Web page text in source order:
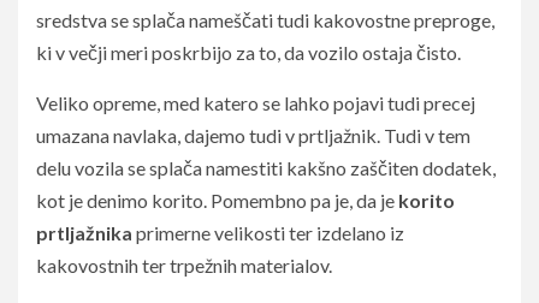
sredstva se splača nameščati tudi kakovostne preproge,
ki v večji meri poskrbijo za to, da vozilo ostaja čisto.
Veliko opreme, med katero se lahko pojavi tudi precej
umazana navlaka, dajemo tudi v prtljažnik. Tudi v tem
delu vozila se splača namestiti kakšno zaščiten dodatek,
kot je denimo korito. Pomembno pa je, da je korito
prtljažnika primerne velikosti ter izdelano iz
kakovostnih ter trpežnih materialov.